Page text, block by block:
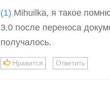
(1) Mihuilka, я такое
3.0 после переноса
получалось.
Нравится Ответить